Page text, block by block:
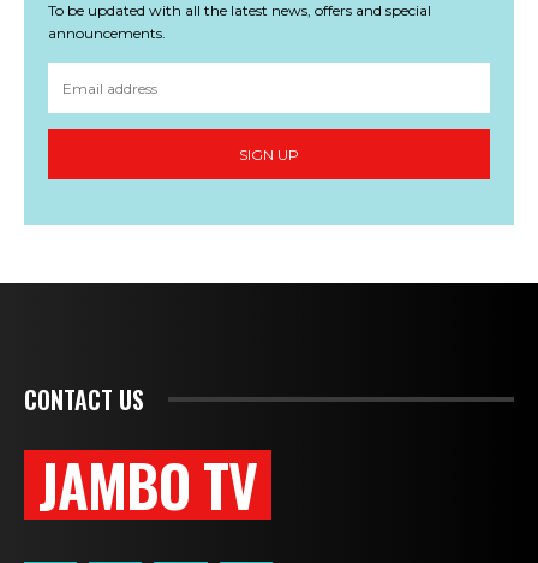
To be updated with all the latest news, offers and special
announcements.
SIGN UP
CONTACT US
JAMBO TV